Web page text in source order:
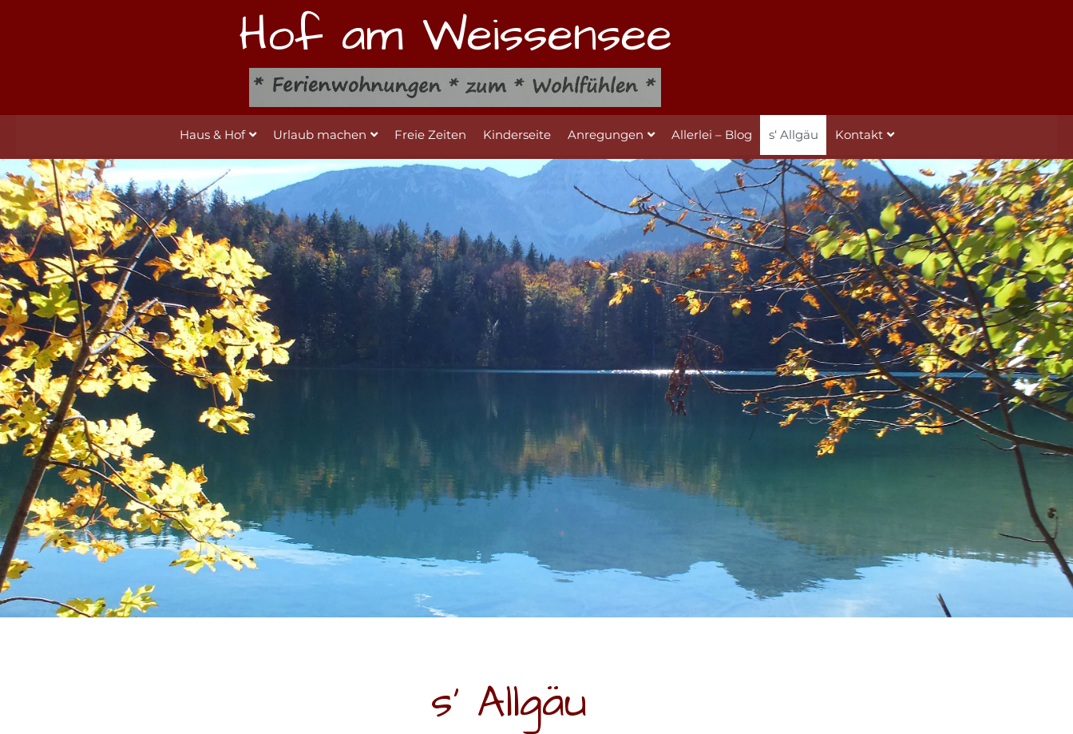
Hof am Weissensee
Haus & Hof Urlaub machen Freie Zeiten Kinderseite Anregungen Allerlei – Blog s‘ Allgäu Kontakt
s' Allgäu